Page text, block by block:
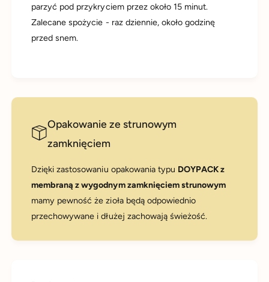
parzyć pod przykryciem przez około 15 minut.
Zalecane spożycie - raz dziennie, około godzinę
przed snem.
Opakowanie ze strunowym
zamknięciem
Dzięki zastosowaniu opakowania typu DOYPACK z
membraną z wygodnym zamknięciem strunowym
mamy pewność że zioła będą odpowiednio
przechowywane i dłużej zachowają świeżość.